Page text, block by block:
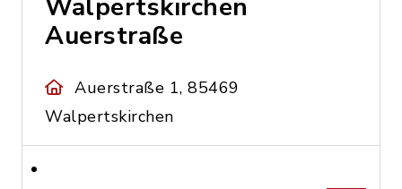
Walpertskirchen
Auerstraße
Auerstraße 1, 85469
Walpertskirchen